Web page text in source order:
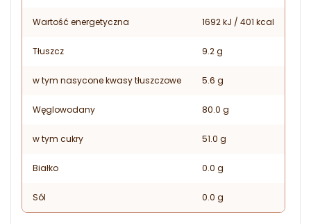
Wartość energetyczna 1692 kJ / 401 kcal
Tłuszcz 9.2 g
w tym nasycone kwasy tłuszczowe 5.6 g
Węglowodany 80.0 g
w tym cukry 51.0 g
Białko 0.0 g
Sól 0.0 g